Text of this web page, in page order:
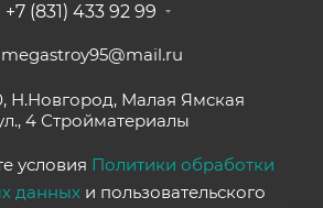
+7 (831) 433 92 99
megastroy95@mail.ru
Н.Новгород, Малая Ямская
4 Стройматериалы
условия Политики обработки
данных и пользовательского